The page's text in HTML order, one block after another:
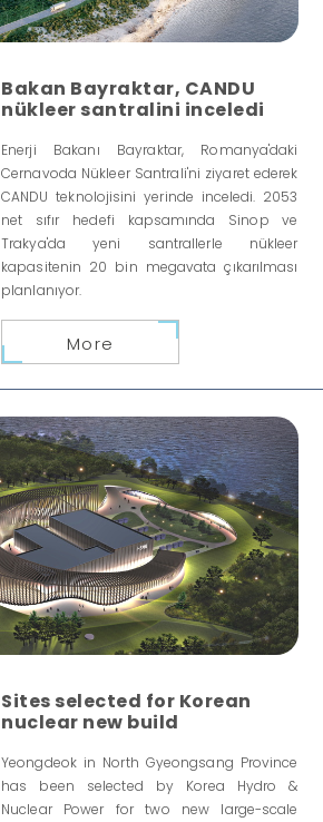
Bakan Bayraktar, CANDU
nükleer santralini inceledi
Enerji Bakanı Bayraktar, Romanya'daki
Cernavoda Nükleer Santrali'ni ziyaret ederek
CANDU teknolojisini yerinde inceledi. 2053
net sıfır hedefi kapsamında Sinop ve
Trakya'da yeni santrallerle nükleer
kapasitenin 20 bin megavata çıkarılması
planlanıyor.
More
Sites selected for Korean
nuclear new build
Yeongdeok in North Gyeongsang Province
has been selected by Korea Hydro &
Nuclear Power for two new large-scale